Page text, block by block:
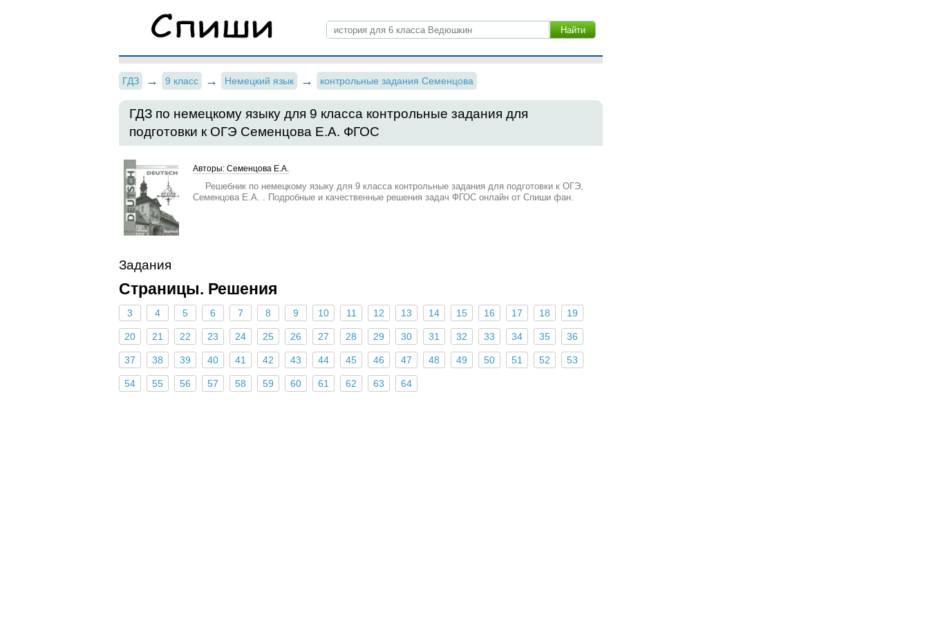
ГДЗ 9 класс Немецкий язык контрольные задания Семенцова
ГДЗ по немецкому языку для 9 класса контрольные задания для
подготовки к ОГЭ Семенцова Е.А. ФГОС
Авторы: Семенцова Е.А.
Решебник по немецкому языку для 9 класса контрольные задания для подготовки к ОГЭ,
Семенцова Е.А. . Подробные и качественные решения задач ФГОС онлайн от Спиши фан.
Задания
Страницы. Решения
3 4 5 6 7 8 9 10 11 12 13 14 15 16 17 18 19
20 21 22 23 24 25 26 27 28 29 30 31 32 33 34 35 36
37 38 39 40 41 42 43 44 45 46 47 48 49 50 51 52 53
54 55 56 57 58 59 60 61 62 63 64